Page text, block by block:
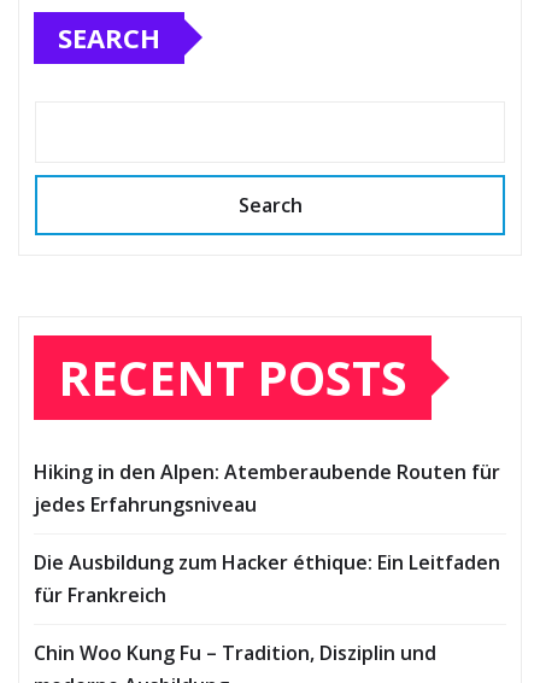
SEARCH
Search
RECENT POSTS
Hiking in den Alpen: Atemberaubende Routen für
jedes Erfahrungsniveau
Die Ausbildung zum Hacker éthique: Ein Leitfaden
für Frankreich
Chin Woo Kung Fu – Tradition, Disziplin und